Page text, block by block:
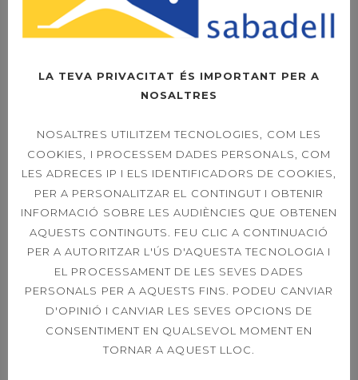
SOPAR SOCIAL –
FOTOS
SABADELL –
A LES 11H
OPEN LEXUS
SABADELL – ORDER
OF PLAY SINGLES &
39È CONCURS
LA TEVA PRIVACITAT ÉS IMPORTANT PER A
NOSALTRES
NOSALTRES UTILITZEM TECNOLOGIES, COM LES
COOKIES, I PROCESSEM DADES PERSONALS, COM
LES ADRECES IP I ELS IDENTIFICADORS DE COOKIES,
PER A PERSONALITZAR EL CONTINGUT I OBTENIR
INFORMACIÓ SOBRE LES AUDIÈNCIES QUE OBTENEN
AQUESTS CONTINGUTS. FEU CLIC A CONTINUACIÓ
PER A AUTORITZAR L'ÚS D'AQUESTA TECNOLOGIA I
EL PROCESSAMENT DE LES SEVES DADES
PERSONALS PER A AQUESTS FINS. PODEU CANVIAR
D'OPINIÓ I CANVIAR LES SEVES OPCIONS DE
CONSENTIMENT EN QUALSEVOL MOMENT EN
TORNAR A AQUEST LLOC.